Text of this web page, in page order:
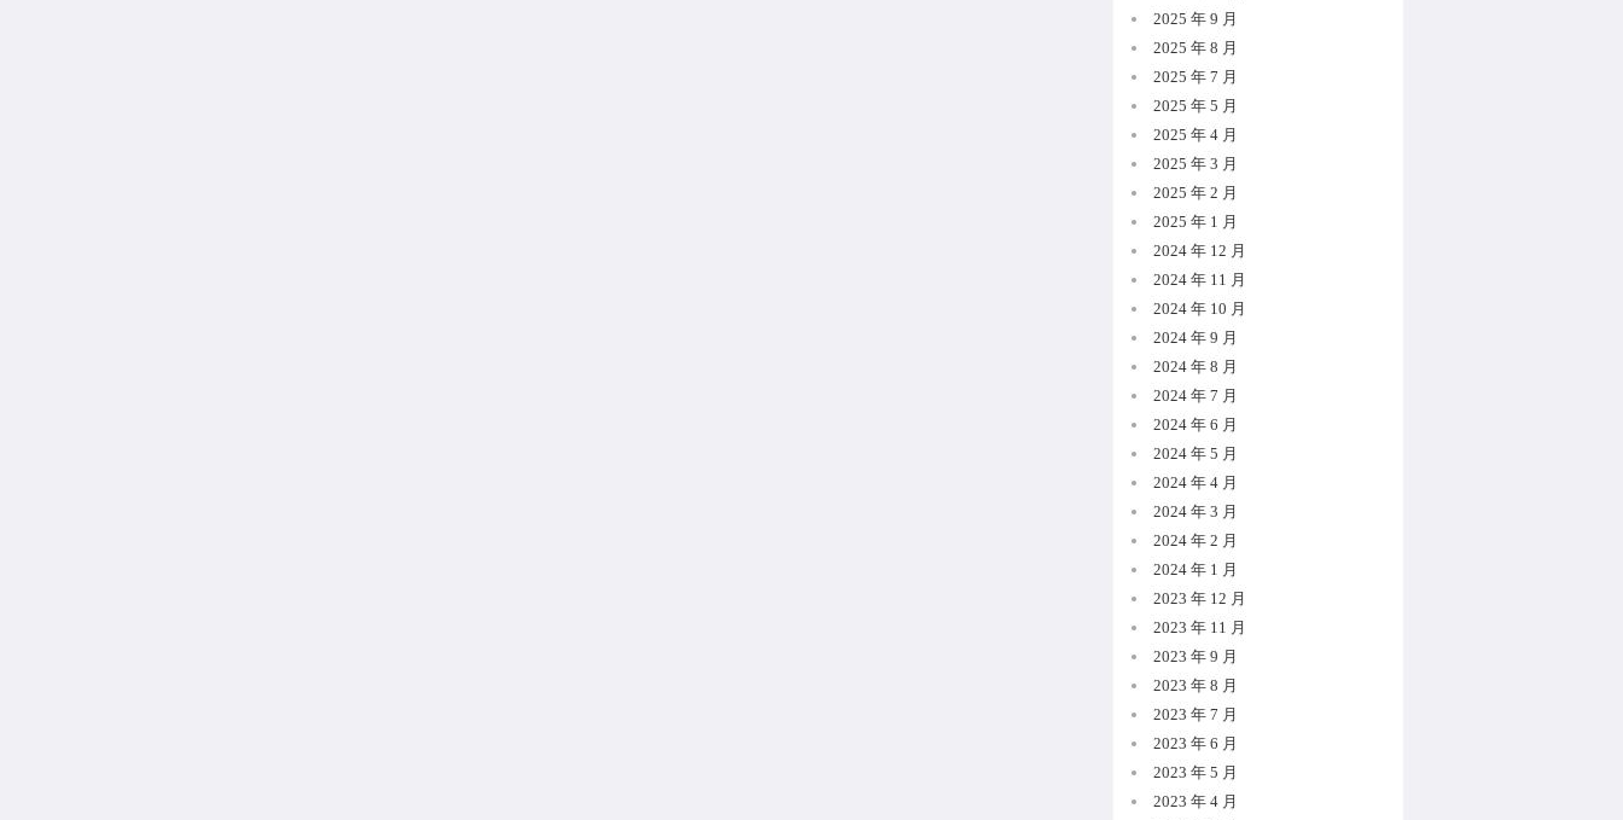
2025 年 9 月
2025 年 8 月
2025 年 7 月
2025 年 5 月
2025 年 4 月
2025 年 3 月
2025 年 2 月
2025 年 1 月
2024 年 12 月
2024 年 11 月
2024 年 10 月
2024 年 9 月
2024 年 8 月
2024 年 7 月
2024 年 6 月
2024 年 5 月
2024 年 4 月
2024 年 3 月
2024 年 2 月
2024 年 1 月
2023 年 12 月
2023 年 11 月
2023 年 9 月
2023 年 8 月
2023 年 7 月
2023 年 6 月
2023 年 5 月
2023 年 4 月